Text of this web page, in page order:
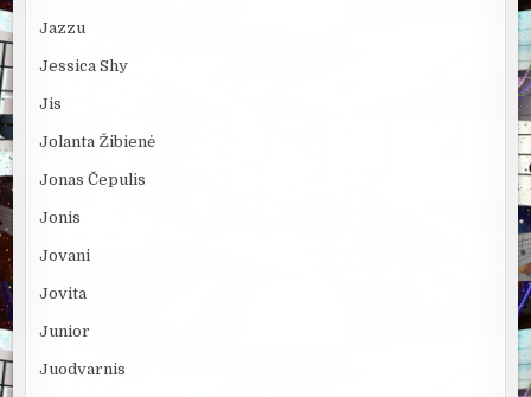
Jazzu
Jessica Shy
Jis
Jolanta Žibienė
Jonas Čepulis
Jonis
Jovani
Jovita
Junior
Juodvarnis